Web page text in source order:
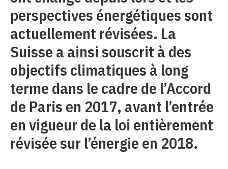
perspectives énergétiques sont
actuellement révisées. La
Suisse a ainsi souscrit à des
objectifs climatiques à long
terme dans le cadre de l’Accord
de Paris en 2017, avant l’entrée
en vigueur de la loi entièrement
révisée sur l’énergie en 2018.